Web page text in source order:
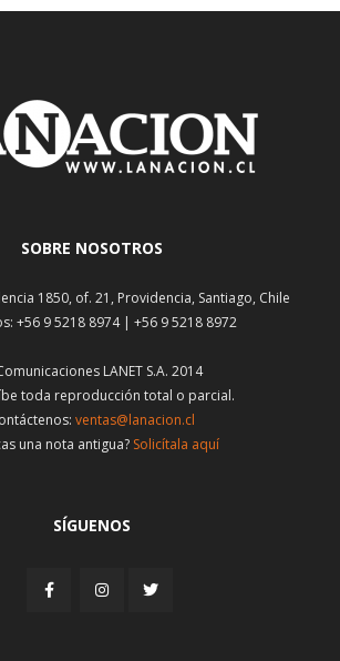
SOBRE NOSOTROS
1850, of. 21, Providencia, Santiago, Chile
+56 9 5218 8974 | +56 9 5218 8972
LANET S.A. 2014
toda reproducción total o parcial.
ventas@lanacion.cl
una nota antigua? Solicítala aquí
SÍGUENOS